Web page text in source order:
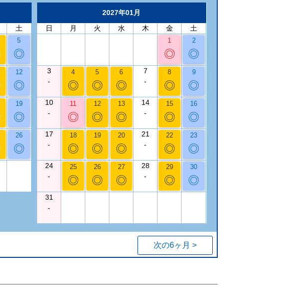
土
5
◎
12
◎
19
◎
26
◎
2027年01月
日
月 火 水 木 金 土
1
◎
2
◎
3
-
4
◎
5
◎
6
◎
7
-
8
◎
9
◎
10
-
11
◎
12
◎
13
◎
14
-
15
◎
16
◎
17
-
18
◎
19
◎
20
◎
21
-
22
◎
23
◎
24
-
25
◎
26
◎
27
◎
28
-
29
◎
30
◎
31
-
次の6ヶ月 >